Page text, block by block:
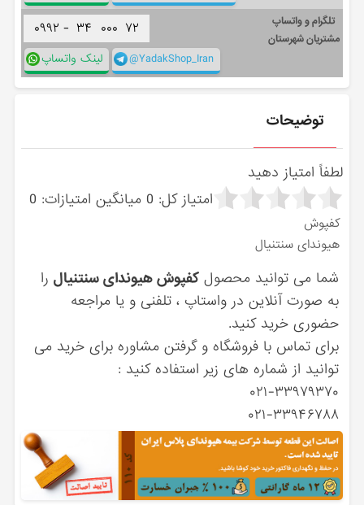
تلگرام و واتساپ
مشتریان شهرستان
۰۹۹۲ - ۳۴ ۰۰۰ ۷۲
لینک واتساپ @YadakShop_Iran
توضیحات
لطفاً امتیاز دهید
امتیاز کل: 0 میانگین امتیازات: 0
کفپوش
هیوندای سنتنیال
شما می توانید محصولکفپوش هیوندای سنتنیال را
به صورت آنلاین در واستاپ ، تلفنی و یا مراجعه
حضوری خرید کنید.
برای تماس با فروشگاه و گرفتن مشاوره برای خرید می
توانید از شماره های زیر استفاده کنید :
۰۲۱-۳۳۹۷۹۳۷۰
۰۲۱-۳۳۹۴۶۷۸۸